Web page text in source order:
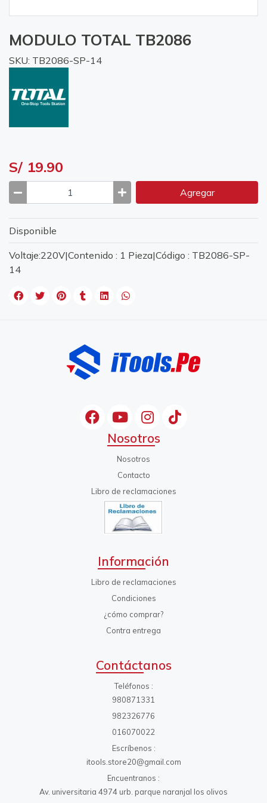
MODULO TOTAL TB2086
SKU: TB2086-SP-14
S/ 19.90
Agregar
Disponible
Voltaje:220V|Contenido : 1 Pieza|Código : TB2086-SP-
14
Nosotros
Nosotros
Contacto
Libro de reclamaciones
Información
Libro de reclamaciones
Condiciones
¿cómo comprar?
Contra entrega
Contáctanos
Teléfonos
980871331
982326776
016070022
Escríbenos
itools.store20@gmail.com
Encuentranos
Av. universitaria 4974 urb. parque naranjal los olivos